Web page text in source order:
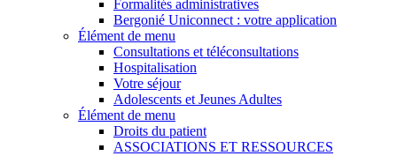
Formalités administratives
Bergonié Uniconnect : votre application
Élément de menu
Consultations et téléconsultations
Hospitalisation
Votre séjour
Adolescents et Jeunes Adultes
Élément de menu
Droits du patient
ASSOCIATIONS ET RESSOURCES